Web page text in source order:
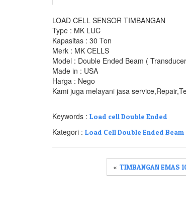
LOAD CELL SENSOR TIMBANGAN
Type : MK LUC
Kapasitas : 30 Ton
Merk : MK CELLS
Model : Double Ended Beam (
Made in : USA
Harga : Nego
Kami juga melayani jasa
Keywords : Load cell Double Ended
Kategori : Load Cell Double Ended Beam
« TIMBANGAN EMAS